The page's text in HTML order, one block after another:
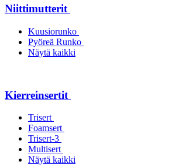
Niittimutterit
Kuusiorunko
Pyöreä Runko
Näytä kaikki
Kierreinsertit
Trisert
Foamsert
Trisert-3
Multisert
Näytä kaikki